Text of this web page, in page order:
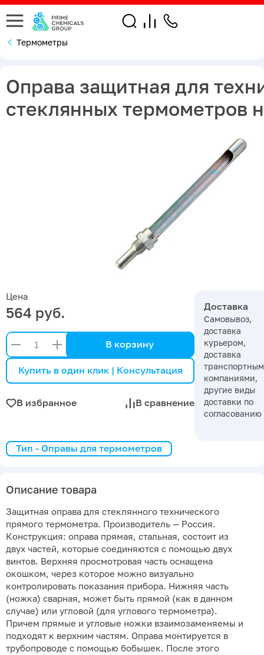
Термометры
Оправа защитная для
стеклянных термометров
Цена
564 руб.
В корзину
Купить в один клик | Консультация
В избранное В сравнение
Доставка
Самовывоз,
доставка
курьером,
доставка
компаниями,
другие виды
доставки по
согласованию
Тип - Оправы для термометров
Описание товара
Защитная оправа для стеклянного технического
прямого термометра. Производитель — Россия.
Конструкция: оправа прямая, стальная, состоит из
двух частей, которые соединяются с помощью двух
винтов. Верхняя просмотровая часть оснащена
окошком, через которое можно визуально
контролировать показания прибора. Нижняя часть
(ножка) сварная, может быть прямой (как в данном
случае) или угловой (для углового термометра).
Причем прямые и угловые ножки взаимозаменяемы и
подходят к верхним частям. Оправа монтируется в
трубопроводе с помощью бобышек. После этого